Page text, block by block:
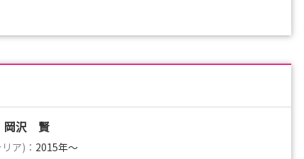
岡沢 賢
ア)： 2015年〜